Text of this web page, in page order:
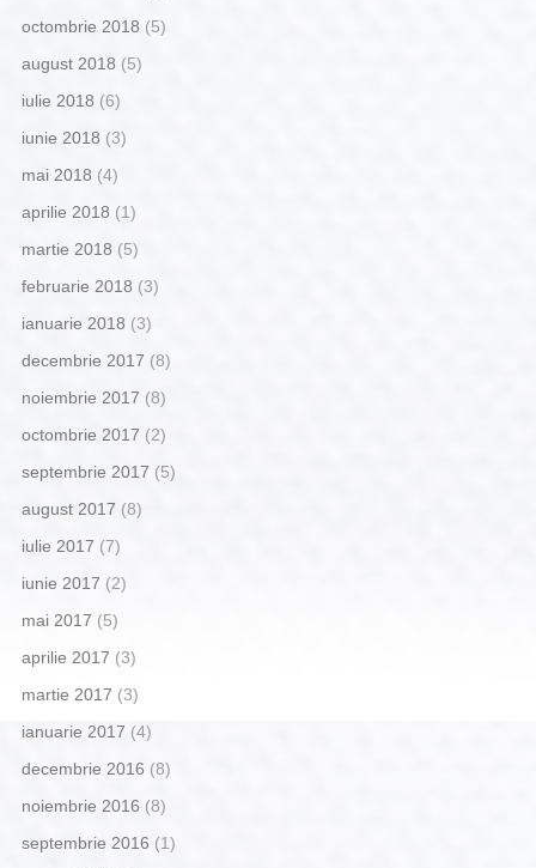
octombrie 2018 (5)
august 2018 (5)
iulie 2018 (6)
iunie 2018 (3)
mai 2018 (4)
aprilie 2018 (1)
martie 2018 (5)
februarie 2018 (3)
ianuarie 2018 (3)
decembrie 2017 (8)
noiembrie 2017 (8)
octombrie 2017 (2)
septembrie 2017 (5)
august 2017 (8)
iulie 2017 (7)
iunie 2017 (2)
mai 2017 (5)
aprilie 2017 (3)
martie 2017 (3)
ianuarie 2017 (4)
decembrie 2016 (8)
noiembrie 2016 (8)
septembrie 2016 (1)